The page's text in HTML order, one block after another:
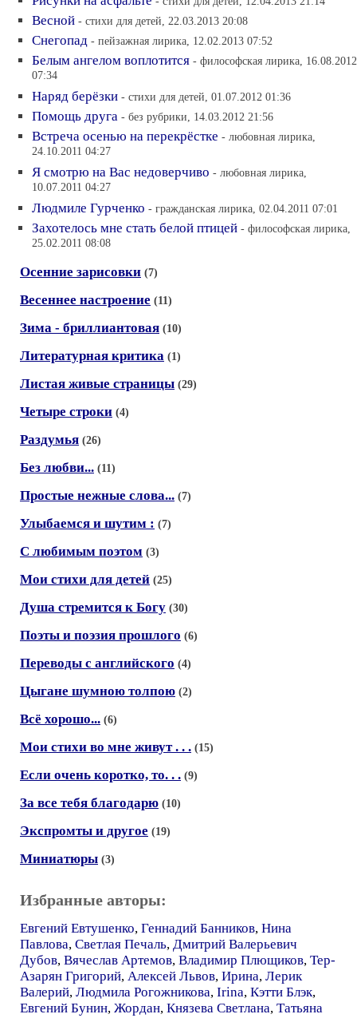
Весной - стихи для детей, 22.03.2013 20:08
Снегопад - пейзажная лирика, 12.02.2013 07:52
Белым ангелом воплотится - философская лирика, 16.08.2012
07:34
Наряд берёзки - стихи для детей, 01.07.2012 01:36
Помощь друга - без рубрики, 14.03.2012 21:56
Встреча осенью на перекрёстке - любовная лирика,
24.10.2011 04:27
Я смотрю на Вас недоверчиво - любовная лирика,
10.07.2011 04:27
Людмиле Гурченко - гражданская лирика, 02.04.2011 07:01
Захотелось мне стать белой птицей - философская лирика,
25.02.2011 08:08
Осенние зарисовки (7)
Весеннее настроение (11)
Зима - бриллиантовая (10)
Литературная критика (1)
Листая живые страницы (29)
Четыре строки (4)
Раздумья (26)
Без любви... (11)
Простые нежные слова... (7)
Улыбаемся и шутим : (7)
С любимым поэтом (3)
Мои стихи для детей (25)
Душа стремится к Богу (30)
Поэты и поэзия прошлого (6)
Переводы с английского (4)
Цыгане шумною толпою (2)
Всё хорошо... (6)
Мои стихи во мне живут . . . (15)
Если очень коротко, то. . . (9)
За все тебя благодарю (10)
Экспромты и другое (19)
Миниатюры (3)
Избранные авторы:
Евгений Евтушенко, Геннадий Банников, Нина
Павлова, Светлая Печаль, Дмитрий Валерьевич
Дубов, Вячеслав Артемов, Владимир Плющиков, Тер-
Азарян Григорий, Алексей Львов, Ирина, Лерик
Валерий, Людмила Рогожникова, Irina, Кэтти Блэк,
Евгений Бунин, Жордан, Князева Светлана, Татьяна